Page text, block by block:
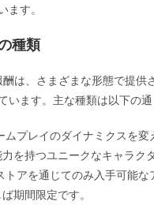
ます。
種類
は、さまざまな形態で提供
います。主な種類は以下の通
ムプレイのダイナミクスを変
を持つユニークなキャラクタ
トアを通じてのみ入手可能な
期間限定です。